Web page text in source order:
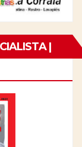
|